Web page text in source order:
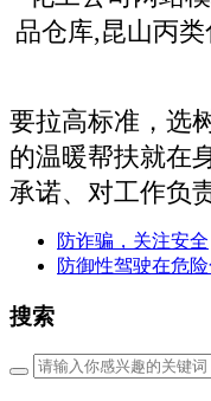
要拉高标准，选
的温暖帮扶就在
承诺、对工作负
防诈骗，关注安全
防御性驾驶在危
搜索